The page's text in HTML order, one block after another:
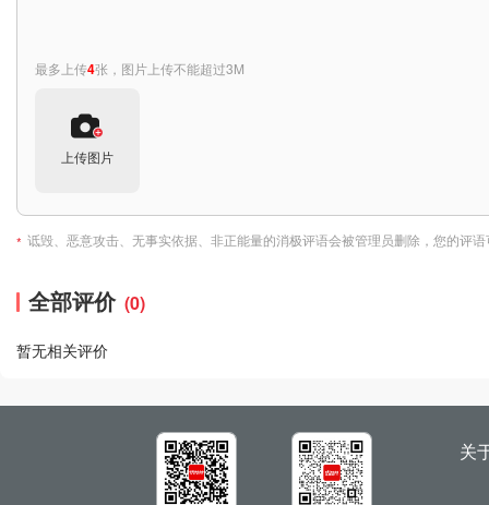
最多上传4张，图片上传不能超过3M
上传图片
* 诋毁、恶意攻击、无事实依据、非正能量的消极评语会被管理员删除，您的评
全部评价 (0)
暂无相关评价
关